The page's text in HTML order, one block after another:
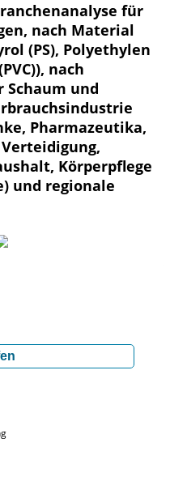
für
nach Material
(PS), Polyethylen
nach
Schaum und
Pharmazeutika,
Körperpflege
und regionale